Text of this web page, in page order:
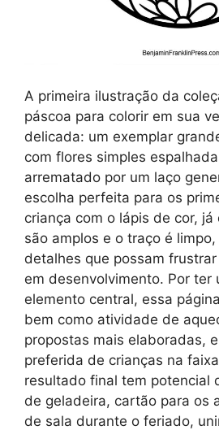
A primeira ilustração da
páscoa para colorir em sua
delicada: um exemplar
com flores simples
arrematado por um laço
escolha perfeita para os
criança com o lápis de cor, já
são amplos e o traço é
detalhes que possam
em desenvolvimento. Por ter
elemento central, essa
bem como atividade de
propostas mais elaboradas,
preferida de crianças na
resultado final tem potencial
de geladeira, cartão para os
de sala durante o feriado,